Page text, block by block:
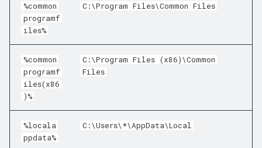
%common
programf
iles%
C:\Program Files\Common Files
%common
programf
iles(x86
)%
C:\Program Files (x86)\Common
Files
%locala
ppdata%
C:\Users\*\AppData\Local